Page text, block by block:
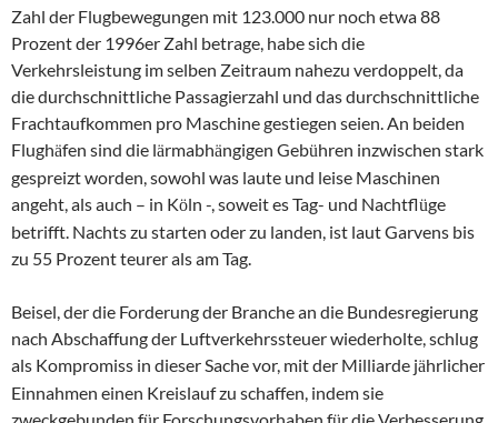
Zahl der Flugbewegungen mit 123.000 nur noch etwa 88
Prozent der 1996er Zahl betrage, habe sich die
Verkehrsleistung im selben Zeitraum nahezu verdoppelt, da
die durchschnittliche Passagierzahl und das durchschnittliche
Frachtaufkommen pro Maschine gestiegen seien. An beiden
Flughäfen sind die lärmabhängigen Gebühren inzwischen stark
gespreizt worden, sowohl was laute und leise Maschinen
angeht, als auch – in Köln -, soweit es Tag- und Nachtflüge
betrifft. Nachts zu starten oder zu landen, ist laut Garvens bis
zu 55 Prozent teurer als am Tag.
Beisel, der die Forderung der Branche an die Bundesregierung
nach Abschaffung der Luftverkehrssteuer wiederholte, schlug
als Kompromiss in dieser Sache vor, mit der Milliarde jährlicher
Einnahmen einen Kreislauf zu schaffen, indem sie
zweckgebunden f r Forschungsvorhaben f r die Verbesserung